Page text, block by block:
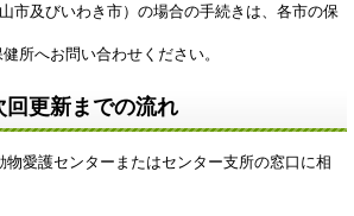
及びいわき市）の場合の手続きは、各市の保
へお問い合わせください。
更新までの流れ
護センターまたはセンター支所の窓口に相